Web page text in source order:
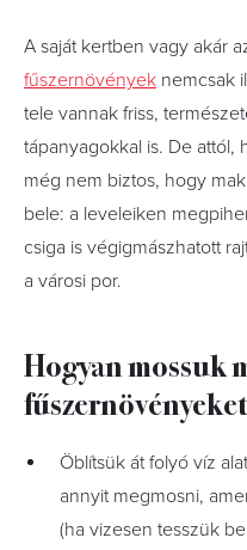
A saját kertben vagy akár
fűszernövények nemcsak
tele vannak friss,
tápanyagokkal is. De
még nem biztos, hogy
bele: a leveleiken
csiga is végigmászhatott
a városi por.
Hogyan mossuk
Öblítsük át folyó víz
annyit megmosni,
(ha vizesen tesszük